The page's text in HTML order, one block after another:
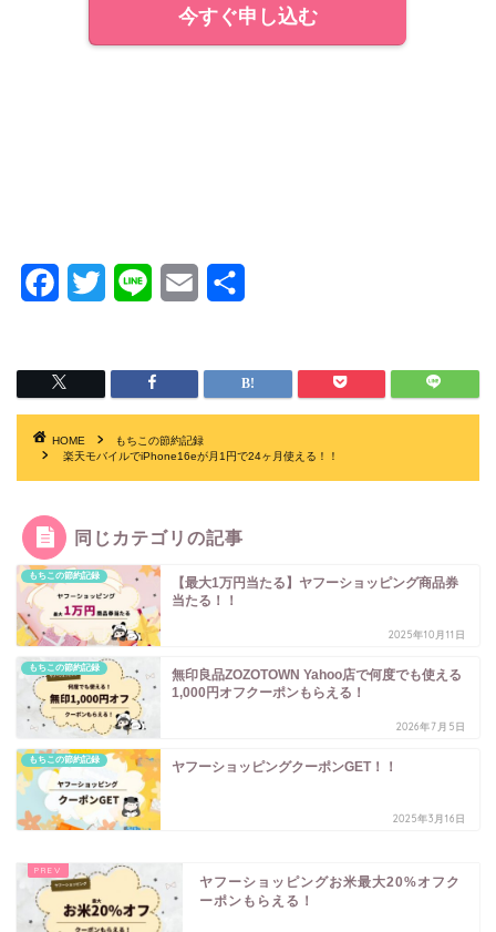
今すぐ申し込む
e
b
k
e
l
HOME
もちこの節約記録
楽天モバイルでiPhone16eが月1円で24ヶ月使える！！
同じカテゴリの記事
もちこの節約記録
【最大1万円当たる】ヤフーショッピング商品券
当たる！！
2025年10月11日
もちこの節約記録
無印良品ZOZOTOWN Yahoo店で何度でも使える
1,000円オフクーポンもらえる！
2026年7月5日
もちこの節約記録 ヤフーショッピングクーポンGET！！
2025年3月16日
ヤフーショッピングお米最大20%オフク
ーポンもらえる！